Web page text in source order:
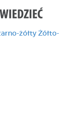
żółty Żółto-